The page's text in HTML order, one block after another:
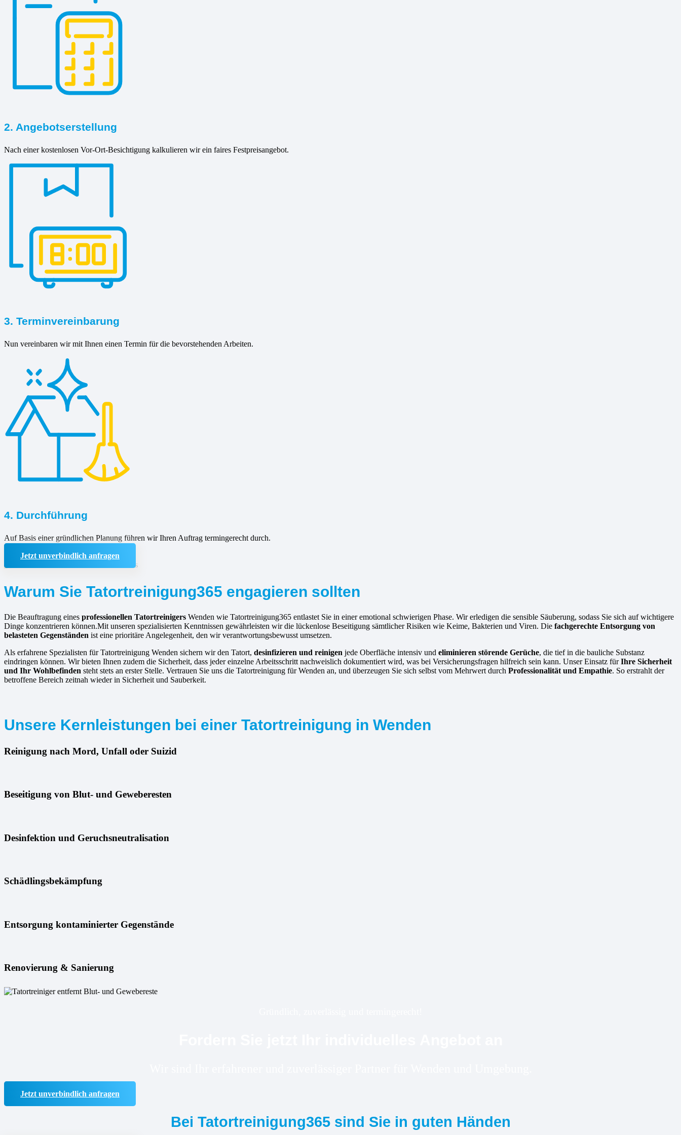
2. Angebotserstellung
Nach einer kostenlosen Vor-Ort-Besichtigung kalkulieren wir ein faires Festpreisangebot.
3. Terminvereinbarung
Nun vereinbaren wir mit Ihnen einen Termin für die bevorstehenden Arbeiten.
4. Durchführung
Auf Basis einer gründlichen Planung führen wir Ihren Auftrag termingerecht durch.
Jetzt unverbindlich anfragen
Warum Sie Tatortreinigung365 engagieren sollten
Die Beauftragung eines professionellen Tatortreinigers Wenden wie Tatortreinigung365 entlastet Sie in einer emotional schwierigen Phase. Wir erledigen die sensible Säuberung, sodass Sie sich auf wichtigere
Dinge konzentrieren können.Mit unseren spezialisierten Kenntnissen gewährleisten wir die lückenlose Beseitigung sämtlicher Risiken wie Keime, Bakterien und Viren. Die fachgerechte Entsorgung von
belasteten Gegenständen ist eine prioritäre Angelegenheit, den wir verantwortungsbewusst umsetzen.
Als erfahrene Spezialisten für Tatortreinigung Wenden sichern wir den Tatort, desinfizieren und reinigen jede Oberfläche intensiv und eliminieren störende Gerüche, die tief in die bauliche Substanz
eindringen können. Wir bieten Ihnen zudem die Sicherheit, dass jeder einzelne Arbeitsschritt nachweislich dokumentiert wird, was bei Versicherungsfragen hilfreich sein kann. Unser Einsatz fürIhre Sicherheit
und Ihr Wohlbefinden steht stets an erster Stelle. Vertrauen Sie uns die Tatortreinigung für Wenden an, und überzeugen Sie sich selbst vom Mehrwert durch Professionalität und Empathie. So erstrahlt der
betroffene Bereich zeitnah wieder in Sicherheit und Sauberkeit.
Unsere Kernleistungen bei einer Tatortreinigung in Wenden
Reinigung nach Mord, Unfall oder Suizid
Beseitigung von Blut- und Geweberesten
Desinfektion und Geruchsneutralisation
Schädlingsbekämpfung
Entsorgung kontaminierter Gegenstände
Renovierung & Sanierung
Jetzt unverbindlich anfragen
Bei Tatortreinigung365 sind Sie in guten Händen